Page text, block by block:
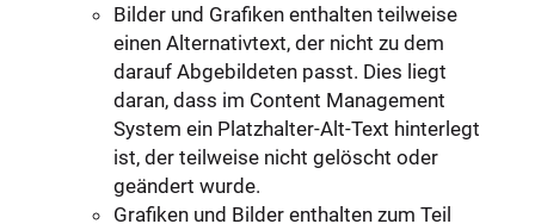
Bilder und Grafiken enthalten teilweise
einen Alternativtext, der nicht zu dem
darauf Abgebildeten passt. Dies liegt
daran, dass im Content Management
System ein Platzhalter-Alt-Text hinterlegt
ist, der teilweise nicht gelöscht oder
geändert wurde.
Grafiken und Bilder enthalten zum Teil